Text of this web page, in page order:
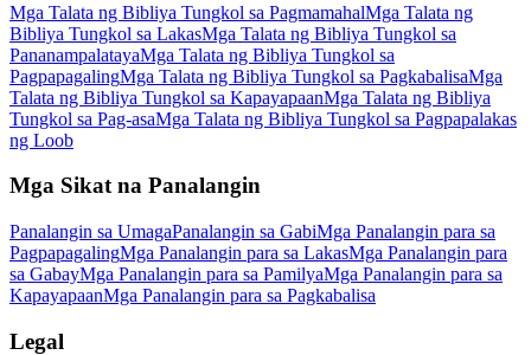
Mga Talata ng Bibliya Tungkol sa PagmamahalMga Talata ng
Bibliya Tungkol sa LakasMga Talata ng Bibliya Tungkol sa
PananampalatayaMga Talata ng Bibliya Tungkol sa
PagpapagalingMga Talata ng Bibliya Tungkol sa PagkabalisaMga
Talata ng Bibliya Tungkol sa KapayapaanMga Talata ng Bibliya
Tungkol sa Pag-asaMga Talata ng Bibliya Tungkol sa Pagpapalakas
ng Loob
Mga Sikat na Panalangin
Panalangin sa UmagaPanalangin sa GabiMga Panalangin para sa
PagpapagalingMga Panalangin para sa LakasMga Panalangin para
sa GabayMga Panalangin para sa PamilyaMga Panalangin para sa
KapayapaanMga Panalangin para sa Pagkabalisa
Legal